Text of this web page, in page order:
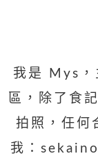
我是 Mys，
區，除了食
拍照，任何
我：